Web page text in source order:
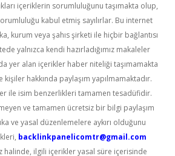
içeriklerin sorumluluğunu taşımakta olup,
kabul etmiş sayılırlar. Bu internet
kurum veya şahıs şirketi ile hiçbir bağlantısı
yalnızca kendi hazırladığımız makaleler
yer alan içerikler haber niteliği taşımamakta
hakkında paylaşım yapılmamaktadır.
ile isim benzerlikleri tamamen tesadüfidir.
ve tamamen ücretsiz bir bilgi paylaşım
ve yasal düzenlemelere aykırı olduğunu
backlinkpanelicomtr@gmail.com
ilgili içerikler yasal süre içerisinde